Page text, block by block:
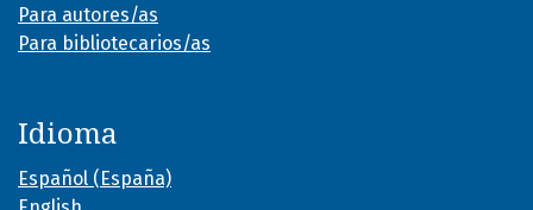
Para autores/as
Para bibliotecarios/as
Idioma
Español (España)